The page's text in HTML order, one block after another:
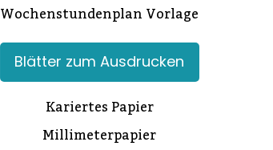
Wochenstundenplan Vorlage
Blätter zum Ausdrucken
Kariertes Papier
Millimeterpapier